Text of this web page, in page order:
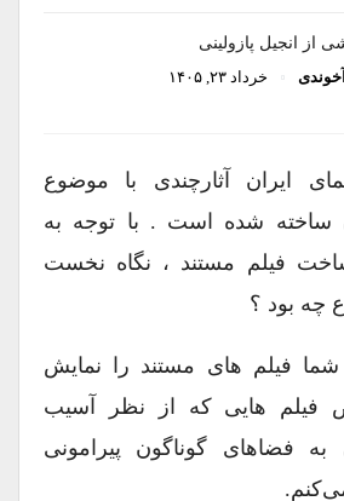
از انجیل پازولینی
خرداد ۲۳, ۱۴۰۵
ایران آثارچندی با موضوع
ساخته شده است . با توجه به
فیلم مستند ، نگاه نخست
بود ؟
شما فیلم های مستند را نمایش
فیلم هایی که از نظر آسیب
فضاهای گوناگون پیرامونی